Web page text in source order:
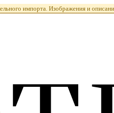
импорта. Изображения и